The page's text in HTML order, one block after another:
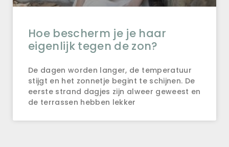
Hoe bescherm je je haar
eigenlijk tegen de zon?
De dagen worden langer, de temperatuur
stijgt en het zonnetje begint te schijnen. De
eerste strand dagjes zijn alweer geweest en
de terrassen hebben lekker